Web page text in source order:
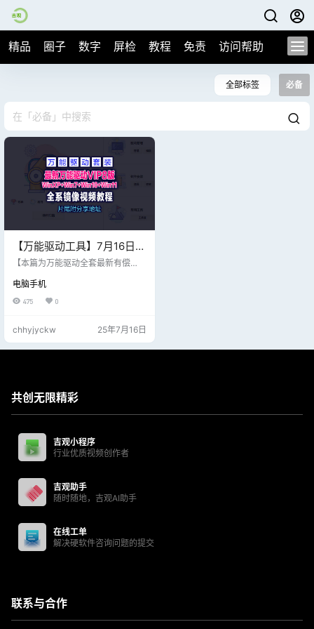
精品 圈子 数字 屏检 教程 免责 访问帮助
全部标签 必备
【万能驱动工具】7月16日分
享最新最强全系列+电脑装机
版） EasyDrv（25v4）
【本篇为万能驱动全套最新有偿
里 >>> 本期文章分享最完整版、下
载压缩包内包含下列: 【文件较大，
XP【驱动镜像+U盘】 万能驱动7自
2017年发布至今已6年有余，今天将
画上最终版的句号，继任者万能驱
电脑手机
475 0
chhyjyckw 25年7月16日
共创无限精彩
吉观小程序
行业优质视频创作者
吉观助手
随时随地，吉观AI助手
在线工单
解决硬软件咨询问题的提交
联系与合作